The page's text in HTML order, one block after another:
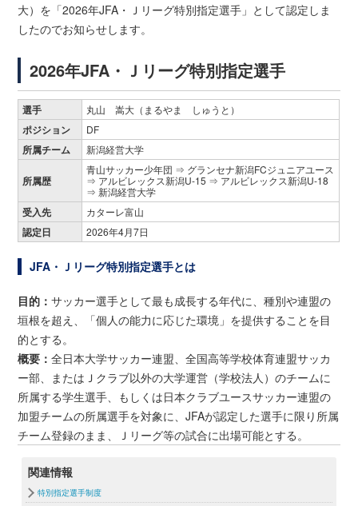
大）を「2026年JFA・Ｊリーグ特別指定選手」として認定しま
したのでお知らせします。
2026年JFA・Ｊリーグ特別指定選手
選手 丸山 嵩大（まるやま しゅうと）
ポジション DF
所属チーム 新潟経営大学
所属歴
青山サッカー少年団 ⇒ グランセナ新潟FCジュニアユース
⇒ アルビレックス新潟U-15 ⇒ アルビレックス新潟U-18
⇒ 新潟経営大学
受入先 カターレ富山
認定日 2026年4月7日
JFA・Ｊリーグ特別指定選手とは
目的：サッカー選手として最も成長する年代に、種別や連盟の
垣根を超え、「個人の能力に応じた環境」を提供することを目
的とする。
概要：全日本大学サッカー連盟、全国高等学校体育連盟サッカ
ー部、またはＪクラブ以外の大学運営（学校法人）のチームに
所属する学生選手、もしくは日本クラブユースサッカー連盟の
加盟チームの所属選手を対象に、JFAが認定した選手に限り所属
チーム登録のまま、Ｊリーグ等の試合に出場可能とする。
関連情報
特別指定選手制度